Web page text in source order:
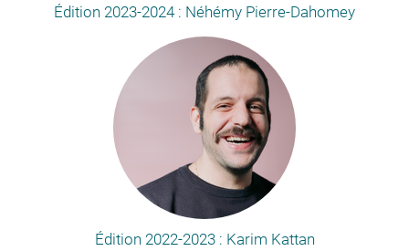
Édition 2023-2024 : Néhémy Pierre-Dahomey
Édition 2022-2023 : Karim Kattan